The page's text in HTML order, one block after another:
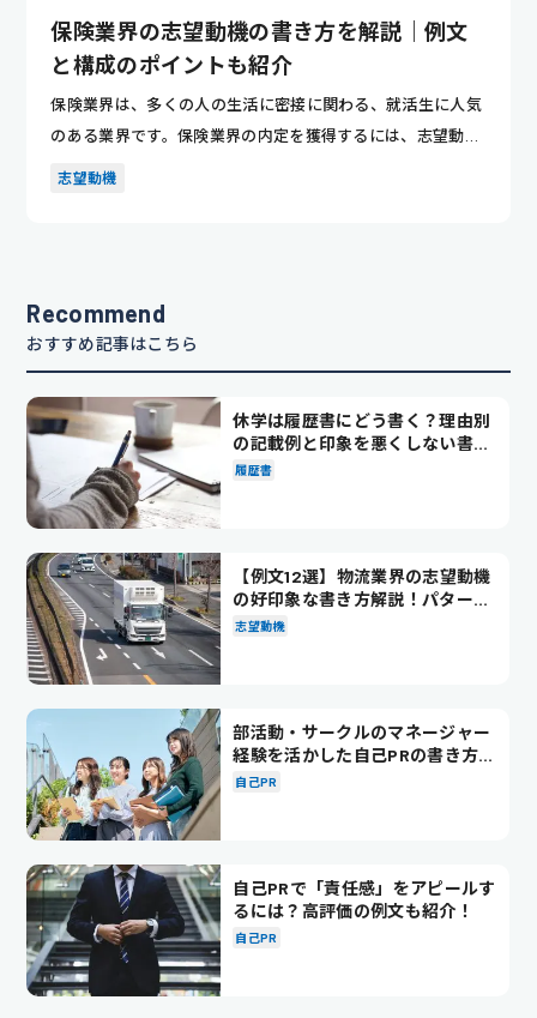
保険業界の志望動機の書き方を解説｜例文
と構成のポイントも紹介
保険業界は、多くの人の生活に密接に関わる、就活生に人気
のある業界です。保険業界の内定を獲得するには、志望動機
の作り込み、...
志望動機
Recommend
おすすめ記事はこちら
休学は履歴書にどう書く？理由別
の記載例と印象を悪くしない書き
方を解説
履歴書
【例文12選】物流業界の志望動機
の好印象な書き方解説！パターン
別の例文も紹介
志望動機
部活動・サークルのマネージャー
経験を活かした自己PRの書き方を
徹底解説！
自己PR
自己PRで「責任感」をアピールす
るには？高評価の例文も紹介！
自己PR